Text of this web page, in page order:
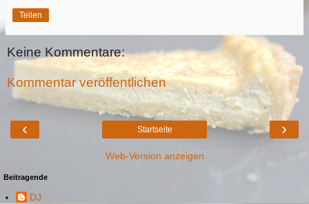
Teilen
Keine Kommentare:
Kommentar veröffentlichen
‹ ›
Startseite
Web-Version anzeigen
Beitragende
DJ